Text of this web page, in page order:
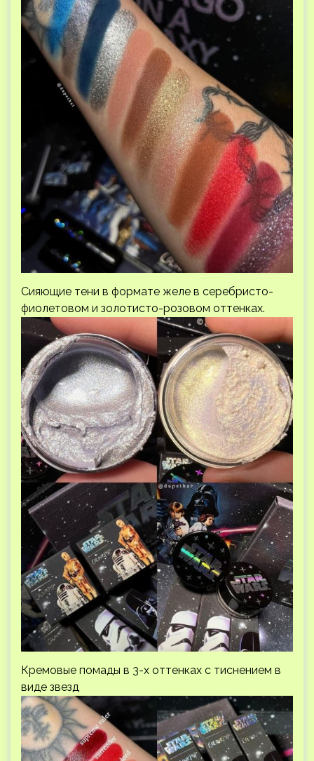
Сияющие тени в формате желе в серебристо-
фиолетовом и золотисто-розовом оттенках.
Кремовые помады в 3-х оттенках с тиснением в
виде звезд